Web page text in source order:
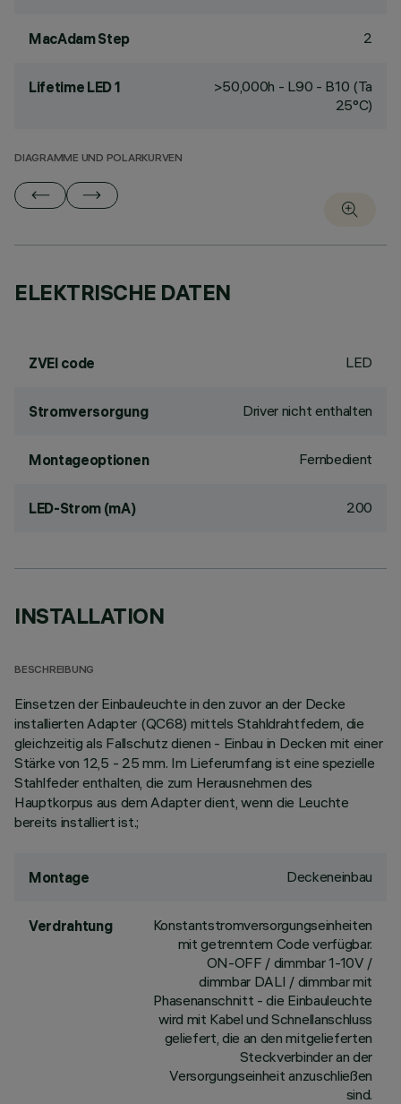
MacAdam Step 2
Lifetime LED 1
>50,000h - L90 - B10 (Ta
25°C)
DIAGRAMME UND POLARKURVEN
ELEKTRISCHE DATEN
ZVEI code LED
Stromversorgung Driver nicht enthalten
Montageoptionen Fernbedient
LED-Strom (mA) 200
INSTALLATION
BESCHREIBUNG
Einsetzen der Einbauleuchte in den zuvor an der Decke
installierten Adapter (QC68) mittels Stahldrahtfedern, die
gleichzeitig als Fallschutz dienen - Einbau in Decken mit einer
Stärke von 12,5 - 25 mm. Im Lieferumfang ist eine spezielle
Stahlfeder enthalten, die zum Herausnehmen des
Hauptkorpus aus dem Adapter dient, wenn die Leuchte
bereits installiert ist.;
Montage Deckeneinbau
Verdrahtung
Konstantstromversorgungseinheiten
mit getrenntem Code verfügbar.
ON-OFF / dimmbar 1-10V /
dimmbar DALI / dimmbar mit
Phasenanschnitt - die Einbauleuchte
wird mit Kabel und Schnellanschluss
geliefert, die an den mitgelieferten
Steckverbinder an der
Versorgungseinheit anzuschließen
sind.